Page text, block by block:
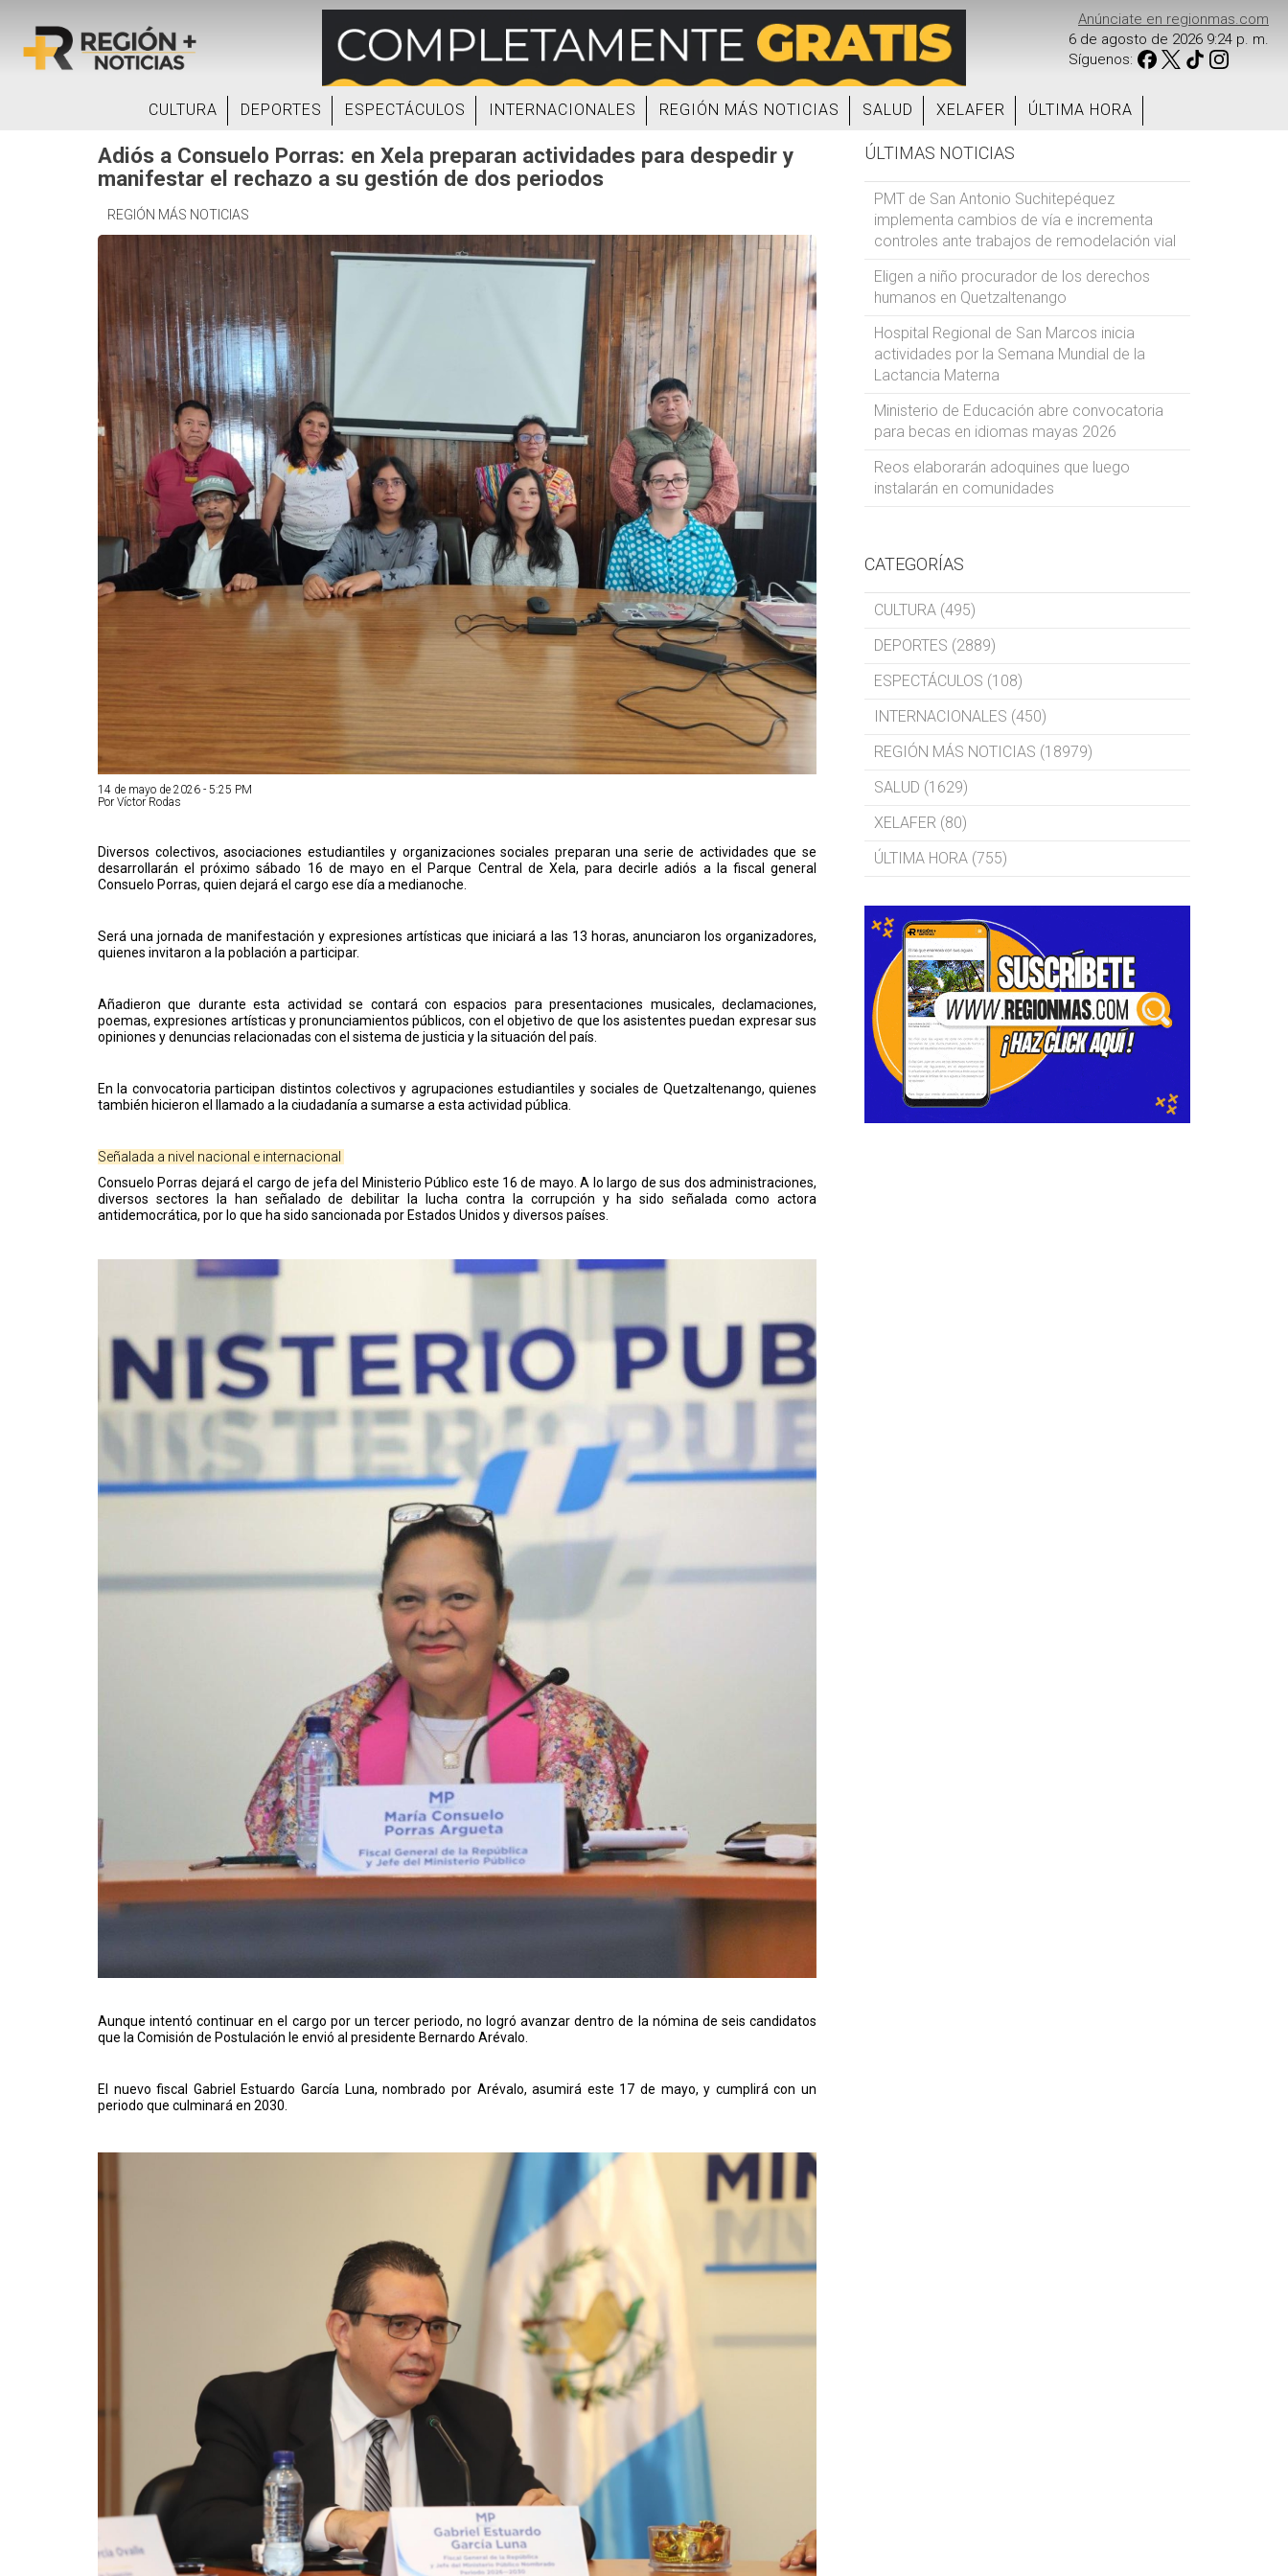
Anúnciate en regionmas.com
6 de agosto de 2026 9:24 p. m.
Síguenos:
CULTURA DEPORTES ESPECTÁCULOS INTERNACIONALES REGIÓN MÁS NOTICIAS SALUD XELAFER ÚLTIMA HORA
Adiós a Consuelo Porras: en Xela preparan actividades para despedir y
manifestar el rechazo a su gestión de dos periodos
REGIÓN MÁS NOTICIAS
14 de mayo de 2026 - 5:25 PM
Por Víctor Rodas
Diversos colectivos, asociaciones estudiantiles y organizaciones sociales preparan una serie de actividades que se
desarrollarán el próximo sábado 16 de mayo en el Parque Central de Xela, para decirle adiós a la fiscal general
Consuelo Porras, quien dejará el cargo ese día a medianoche.
Será una jornada de manifestación y expresiones artísticas que iniciará a las 13 horas, anunciaron los organizadores,
quienes invitaron a la población a participar.
Añadieron que durante esta actividad se contará con espacios para presentaciones musicales, declamaciones,
poemas, expresiones artísticas y pronunciamientos públicos, con el objetivo de que los asistentes puedan expresar sus
opiniones y denuncias relacionadas con el sistema de justicia y la situación del país.
En la convocatoria participan distintos colectivos y agrupaciones estudiantiles y sociales de Quetzaltenango, quienes
también hicieron el llamado a la ciudadanía a sumarse a esta actividad pública.
Señalada a nivel nacional e internacional
Consuelo Porras dejará el cargo de jefa del Ministerio Público este 16 de mayo. A lo largo de sus dos administraciones,
diversos sectores la han señalado de debilitar la lucha contra la corrupción y ha sido señalada como actora
antidemocrática, por lo que ha sido sancionada por Estados Unidos y diversos países.
Aunque intentó continuar en el cargo por un tercer periodo, no logró avanzar dentro de la nómina de seis candidatos
que la Comisión de Postulación le envió al presidente Bernardo Arévalo.
El nuevo fiscal Gabriel Estuardo García Luna, nombrado por Arévalo, asumirá este 17 de mayo, y cumplirá con un
periodo que culminará en 2030.
ÚLTIMAS NOTICIAS
PMT de San Antonio Suchitepéquez
implementa cambios de vía e incrementa
controles ante trabajos de remodelación vial
Eligen a niño procurador de los derechos
humanos en Quetzaltenango
Hospital Regional de San Marcos inicia
actividades por la Semana Mundial de la
Lactancia Materna
Ministerio de Educación abre convocatoria
para becas en idiomas mayas 2026
Reos elaborarán adoquines que luego
instalarán en comunidades
CATEGORÍAS
CULTURA (495)
DEPORTES (2889)
ESPECTÁCULOS (108)
INTERNACIONALES (450)
REGIÓN MÁS NOTICIAS (18979)
SALUD (1629)
XELAFER (80)
ÚLTIMA HORA (755)